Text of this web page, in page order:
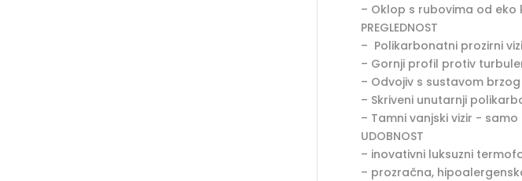
– Oklop s rubovima od eko
PREGLEDNOST
– Polikarbonatni prozirni
– Gornji profil protiv
– Odvojiv s sustavom
– Skriveni unutarnji
– Tamni vanjski vizir -
UDOBNOST
– inovativni luksuzni
– prozračna,